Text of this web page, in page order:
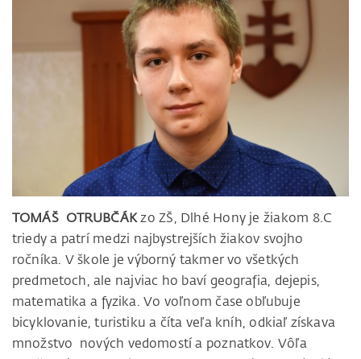
TOMÁŠ OTRUBČÁKzo ZŠ, Dlhé Hony je žiakom 8.C
triedy a patrí medzi najbystrejších žiakov svojho
ročníka. V škole je výborný takmer vo všetkých
predmetoch, ale najviac ho baví geografia, dejepis,
matematika a fyzika. Vo voľnom čase obľubuje
bicyklovanie, turistiku a číta veľa kníh, odkiaľ získava
množstvo nových vedomostí a poznatkov. Vôľa